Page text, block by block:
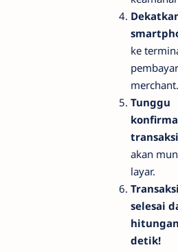
ke
merchant.
Tunggu
transaksi
akan
layar.
Transaksi
selesai
hitungan
detik!